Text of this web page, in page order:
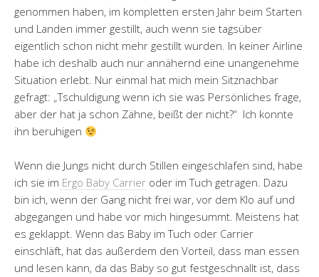
genommen haben, im kompletten ersten Jahr beim Starten
und Landen immer gestillt, auch wenn sie tagsüber
eigentlich schon nicht mehr gestillt wurden. In keiner Airline
habe ich deshalb auch nur annähernd eine unangenehme
Situation erlebt. Nur einmal hat mich mein Sitznachbar
gefragt: „Tschuldigung wenn ich sie was Persönliches frage,
aber der hat ja schon Zähne, beißt der nicht?“ Ich konnte
ihn beruhigen
Wenn die Jungs nicht durch Stillen eingeschlafen sind, habe
ich sie im Ergo Baby Carrier oder im Tuch getragen. Dazu
bin ich, wenn der Gang nicht frei war, vor dem Klo auf und
abgegangen und habe vor mich hingesummt. Meistens hat
es geklappt. Wenn das Baby im Tuch oder Carrier
einschläft, hat das außerdem den Vorteil, dass man essen
und lesen kann, da das Baby so gut festgeschnallt ist, dass